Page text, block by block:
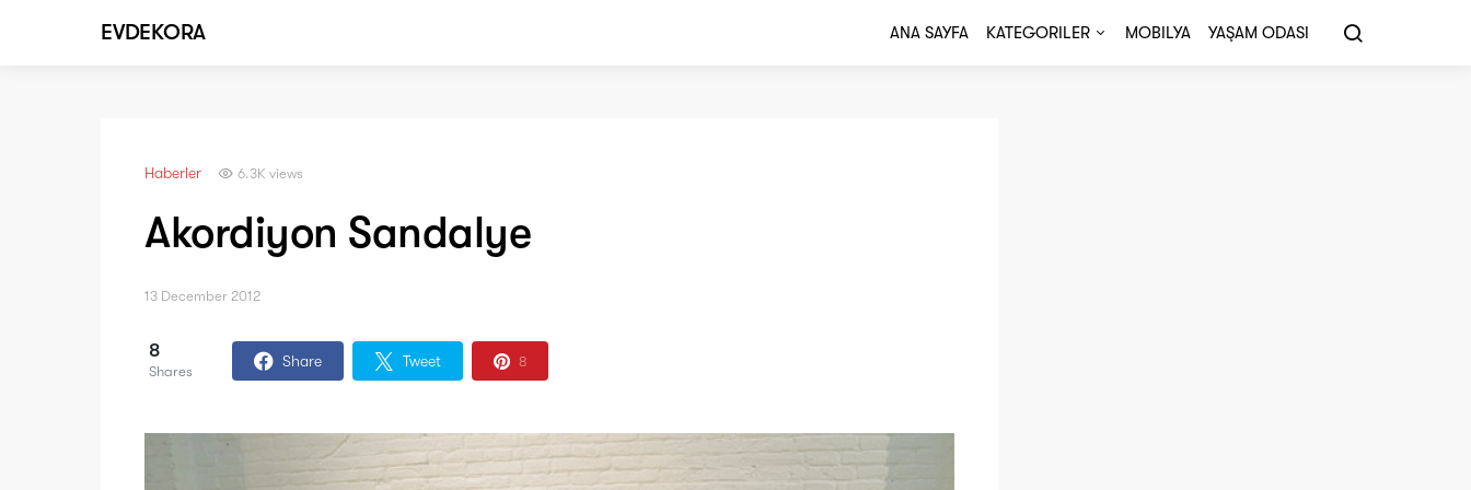
EVDEKORA ANA SAYFA KATEGORILER MOBILYA YAŞAM ODASI
Haberler 6.3K views
Akordiyon Sandalye
13 December 2012
8
Shares
Share Tweet 8